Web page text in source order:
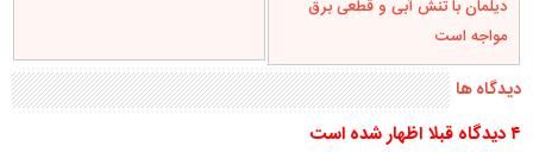
دیلمان با تنش آبی و قطعی برق
مواجه است
دیدگاه ها
۴ ديدگاه قبلا اظهار شده است